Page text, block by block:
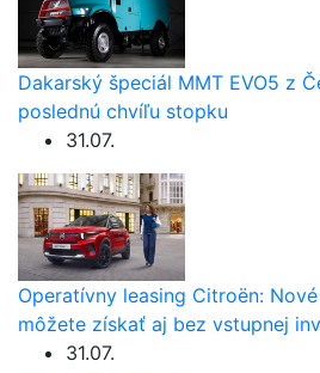
Dakarský špeciál MMT EVO5 z
poslednú chvíľu stopku
31.07.
Operatívny leasing Citroën:
môžete získať aj bez vstupnej
31.07.